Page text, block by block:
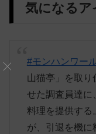
気になるア
#モンハンワー
山猫亭」を取り
せた調査員達に
料理を提供する
が、引退を機に